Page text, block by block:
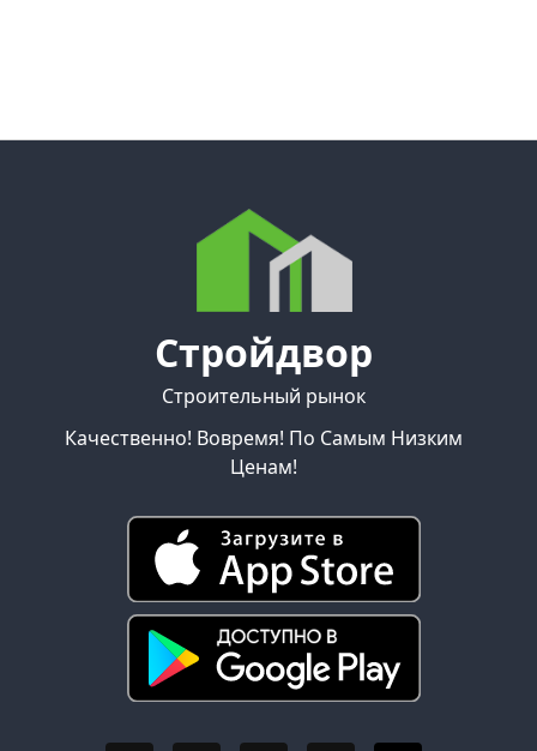
Стройдвор
Строительный рынок
Качественно! Вовремя! По Самым Низким
Ценам!